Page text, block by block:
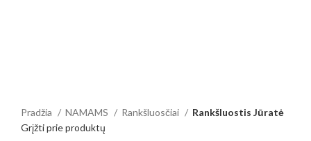
Pradžia NAMAMS Rankšluosčiai
Rankšluostis Jūratė
Grįžti prie produktų